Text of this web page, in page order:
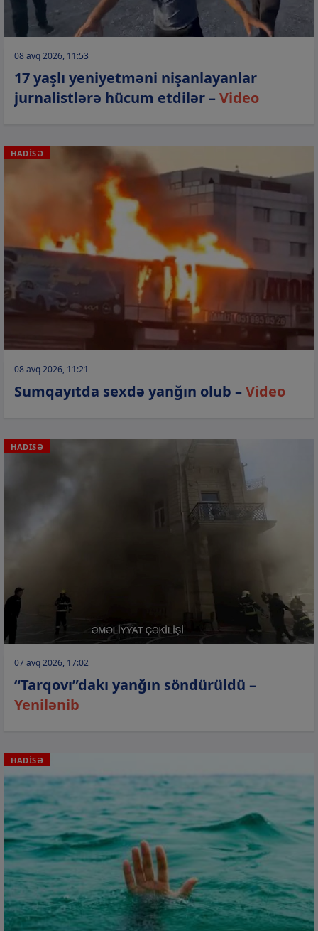
08 avq 2026, 11:53
17 yaşlı yeniyetməni nişanlayanlar
jurnalistlərə hücum etdilər –Video
HADİSƏ
08 avq 2026, 11:21
Sumqayıtda sexdə yanğın olub –Video
HADİSƏ
07 avq 2026, 17:02
“Tarqovı”dakı yanğın söndürüldü –
Yenilənib
HADİSƏ